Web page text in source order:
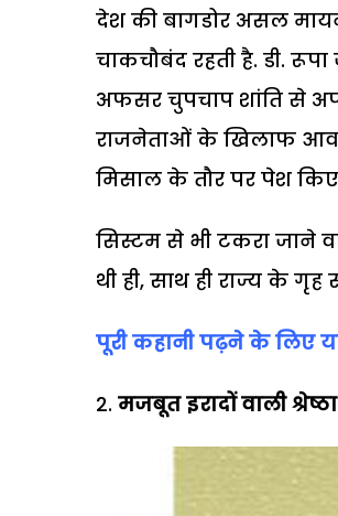
देश की बागडोर असल
चाकचौबंद रहती है. डी.
अफसर चुपचाप शांति से
राजनेताओं के खिलाफ
मिसाल के तौर पर पेश किए
सिस्टम से भी टकरा जाने
थी ही, साथ ही राज्य के
पूरी कहानी पढ़ने के लिए
मजबूत इरादों वाली